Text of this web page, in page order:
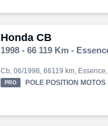
Honda CB
1998 - 66 119 Km -
PRO POLE POSITION MOTOS